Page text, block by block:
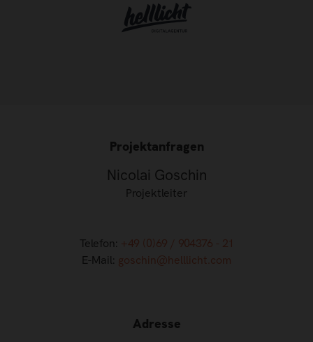
Projektanfragen
Nicolai Goschin
Projektleiter
Telefon: +49 (0)69 / 904376 - 21
E-Mail: goschin@helllicht.com
Adresse